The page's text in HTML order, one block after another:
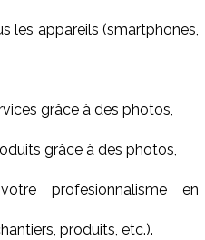
les appareils (smartphones,
grâce à des photos,
grâce à des photos,
profesionnalisme en
produits, etc.).